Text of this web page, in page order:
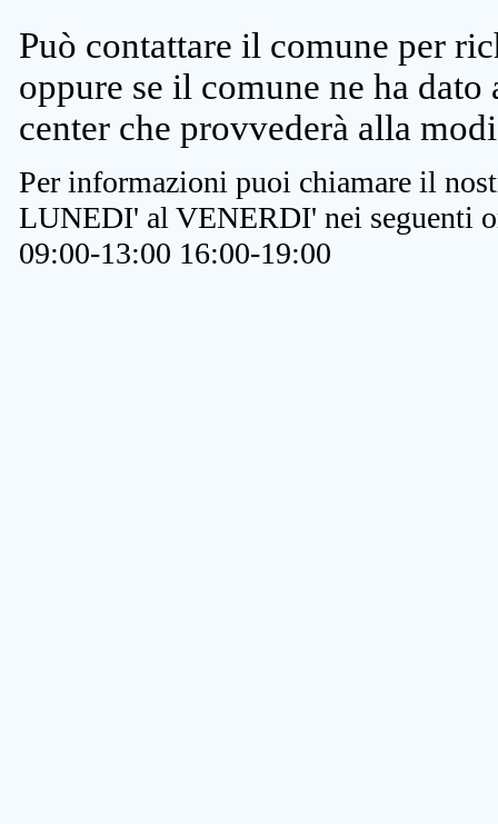
Può contattare il comune per
oppure se il comune ne ha
center che provvederà alla
Per informazioni puoi chiamare il
LUNEDI' al VENERDI' nei seguenti
09:00-13:00 16:00-19:00